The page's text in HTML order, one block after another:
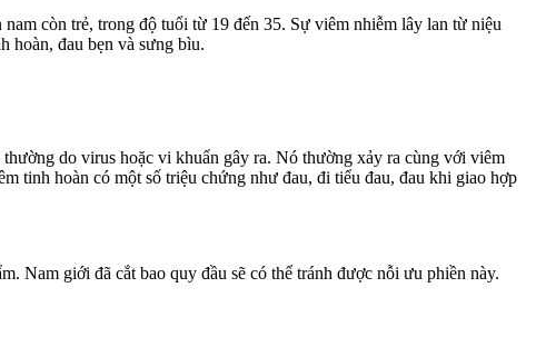
còn trẻ, trong độ tuổi từ 19 đến 35. Sự viêm nhiễm lây lan từ niệu
hoàn, đau bẹn và sưng bìu.
do virus hoặc vi khuẩn gây ra. Nó thường xảy ra cùng với viêm
tinh hoàn có một số triệu chứng như đau, đi tiểu đau, đau khi giao hợp
Nam giới đã cắt bao quy đầu sẽ có thể tránh được nỗi ưu phiền này.